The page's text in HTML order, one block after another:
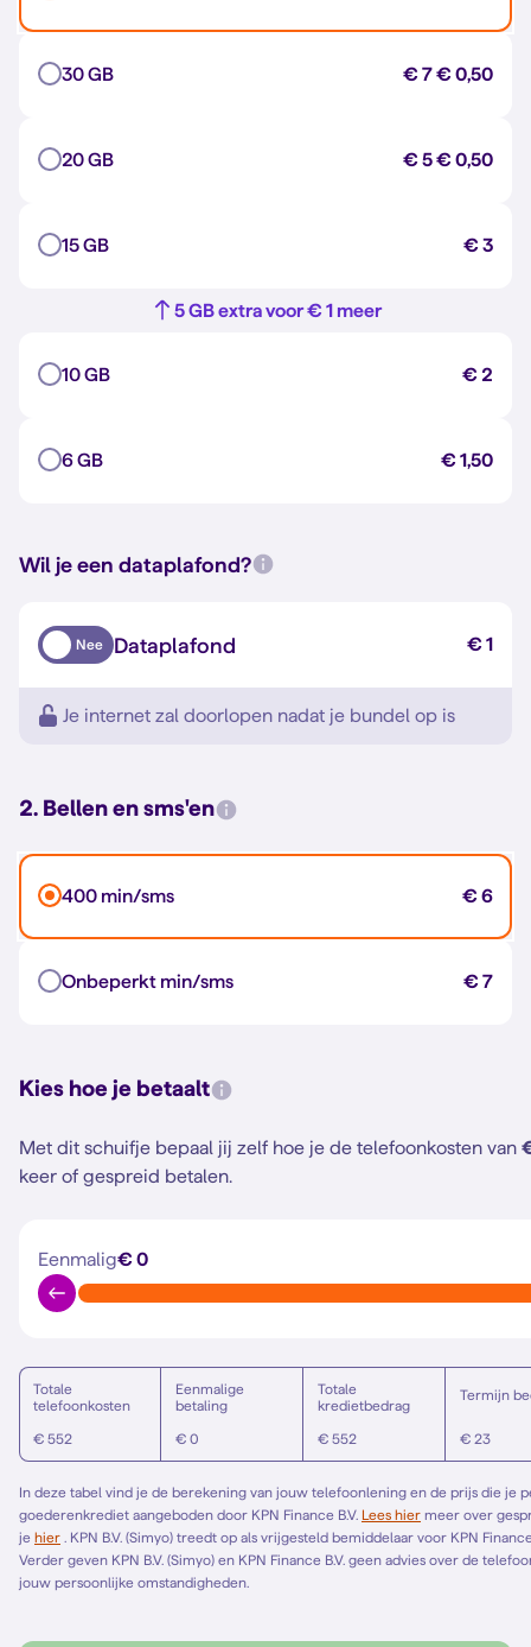
30 GB € 7€ 0,50
20 GB € 5€ 0,50
15 GB € 3
5 GB extra voor € 1 meer
10 GB € 2
6 GB € 1,50
Wil je een dataplafond?
Nee Dataplafond € 1
Je internet zal doorlopen nadat je bundel op is
2. Bellen en sms'en
400 min/sms € 6
Onbeperkt min/sms € 7
Kies hoe je betaalt
Met dit schuifje bepaal jij zelf hoe je de telefoonkosten van
keer of gespreid betalen.
Eenmalig€ 0
Totale
telefoonkosten
€ 552
Eenmalige
betaling
€ 0
Totale
kredietbedrag
€ 552
Termijn
€ 23
In deze tabel vind je de berekening van jouw telefoonlening en de prijs die je
goederenkrediet aangeboden door KPN Finance B.V. Lees hier
je hier
Verder geven KPN B.V. (Simyo) en KPN Finance B.V. geen advies over de
jouw persoonlijke omstandigheden.